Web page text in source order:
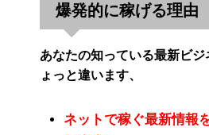
爆発的に稼げる理由
あなたの知っている最新ビ
ょっと違います、
ネットで稼ぐ最新情報